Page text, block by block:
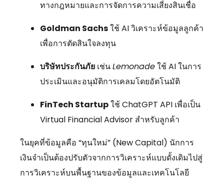
ทางกฎหมายและการจัดการความเสี่ยงสินเชื่อ
Goldman Sachsใช้ AI วิเคราะห์ข้อมูลลูกค้า
เพื่อการตัดสินใจลงทุน
บริษัทประกันภัย เช่นLemonadeใช้ AI ในการ
ประเมินและอนุมัติการเคลมโดยอัตโนมัติ
FinTech Startupใช้ ChatGPT API เพื่อเป็น
Virtual Financial Advisor สำหรับลูกค้า
ในยุคที่ข้อมูลคือ “ทุนใหม่” (New Capital) นักการ
เงินจำเป็นต้องปรับตัวจากการวิเคราะห์แบบดั้งเดิมไปสู่
การวิเคราะห์บนพื้นฐานของข้อมูลและเทคโนโลยี